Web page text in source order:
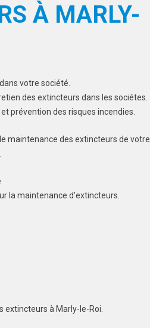
À MARLY-
votre société.
des extincteurs dans les sociétes.
prévention des risques incendies.
maintenance des extincteurs de votre
la maintenance d'extincteurs.
à Marly-le-Roi.